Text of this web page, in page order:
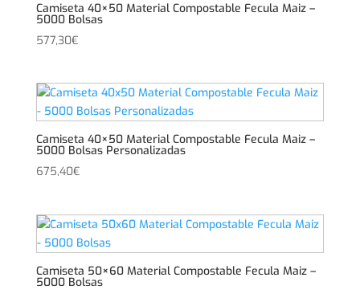
Camiseta 40×50 Material Compostable Fecula Maiz –
5000 Bolsas
577,30€
Camiseta 40×50 Material Compostable Fecula Maiz –
5000 Bolsas Personalizadas
675,40€
Camiseta 50×60 Material Compostable Fecula Maiz –
5000 Bolsas